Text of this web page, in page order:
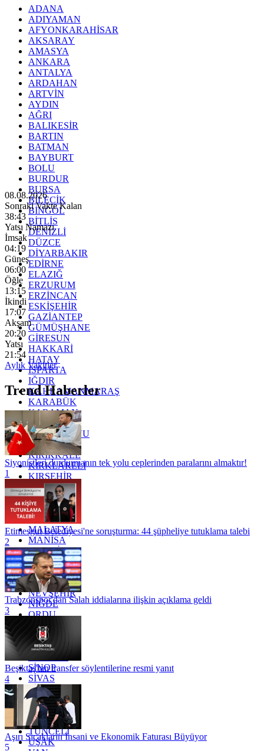
ADANA
ADIYAMAN
AFYONKARAHİSAR
AKSARAY
AMASYA
ANKARA
ANTALYA
ARDAHAN
ARTVİN
AYDIN
AĞRI
BALIKESİR
BARTIN
BATMAN
BAYBURT
BOLU
BURDUR
BURSA
BİLECİK
BİNGÖL
BİTLİS
DENİZLİ
DÜZCE
DİYARBAKIR
EDİRNE
ELAZIĞ
ERZURUM
ERZİNCAN
ESKİŞEHİR
GAZİANTEP
GÜMÜŞHANE
GİRESUN
HAKKARİ
HATAY
ISPARTA
IĞDIR
KAHRAMANMARAŞ
KARABÜK
KARAMAN
KARS
KASTAMONU
KAYSERİ
KIRIKKALE
KIRKLARELİ
KIRŞEHİR
KOCAELİ
KONYA
KÜTAHYA
KİLİS
MALATYA
MANİSA
MARDİN
MERSİN
MUĞLA
MUŞ
NEVŞEHİR
NİĞDE
ORDU
OSMANİYE
RİZE
SAKARYA
SİNOP
SİVAS
SİİRT
TEKİRDAĞ
TOKAT
TRABZON
TUNCELİ
UŞAK
08.08.2026
Sonraki Vakte Kalan
38:41
Yatsı Namazı
İmsak
04:19
Güneş
06:00
Öğle
13:15
İkindi
17:07
Akşam
20:20
Yatsı
21:54
Aylık Vakitler
Trend Haberler
Siyonistleri durdurmanın tek yolu ceplerinden paralarını almaktır!
1
Etimesgut Belediyesi'ne soruşturma: 44 şüpheliye tutuklama talebi
2
Trabzonspor'dan Salah iddialarına ilişkin açıklama geldi
3
Beşiktaş'tan transfer söylentilerine resmi yanıt
4
Aşırı Sıcakların İnsani ve Ekonomik Faturası Büyüyor
5